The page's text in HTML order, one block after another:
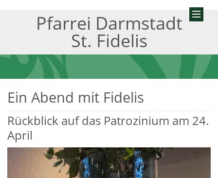
Pfarrei Darmstadt
St. Fidelis
Ein Abend mit Fidelis
Rückblick auf das Patrozinium am 24.
April